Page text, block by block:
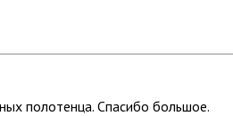
полотенца. Спасибо большое.